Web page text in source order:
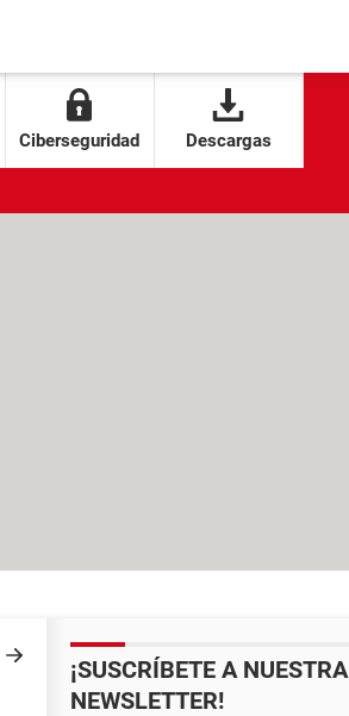
Ciberseguridad Descargas
¡SUSCRÍBETE A NUESTRA
NEWSLETTER!